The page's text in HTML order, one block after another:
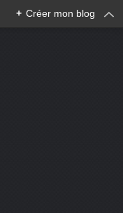
+ Créer mon blog